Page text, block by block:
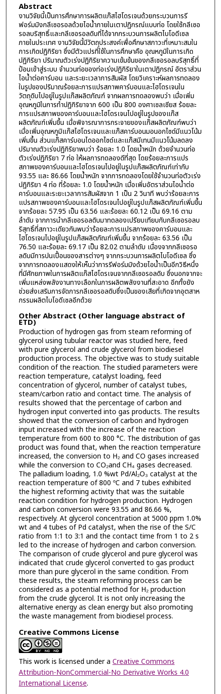
Abstract
งานวิจัยนี้เป็นการศึกษาการผลิตแก๊สไฮโดรเจนด้วยกระบวนการรี
ฟอร์มมิงกลีเซอรอลด้วยไอน้ำภายในเตาปฏิกรณ์แบบท่อ โดยใช้กลีเซอ
รอลบริสุทธิ์และกลีเซอรอลดิบที่ได้จากกระบวนการผลิตไบโอดีเซล
ภายในประเทศ งานวิจัยนี้มีวัตถุประสงค์เพื่อศึกษาสภาวะที่เหมาะสมใน
การเกิดปฏิกิริยา ซึ่งมีตัวแปรที่ใช้ในการศึกษาคือ อุณหภูมิในการเกิด
ปฏิกิริยา ปริมาณตัวเร่งปฏิกิริยาความเข้มข้นของกลีเซอรอลบริสุทธิ์ที่
ป้อนเข้าสู่ระบบ จำนวนท่อของท่อเร่งปฏิกิริยาในเตาปฏิกรณ์ อัตราส่วน
ไอน้ำต่อคาร์บอน และระยะเวลาการสัมผัส โดยวิเคราะห์ผลการทดลอง
ในรูปของปริมาณร้อยละการแปรสภาพคาร์บอนและไฮโดรเจนใน
วัตถุดิบไปอยู่ในรูปแก๊สผลิตภัณฑ์ จากผลการทดลองพบว่า เมื่อเพิ่ม
อุณหภูมิในการทำปฏิกิริยาจาก 600 เป็น 800 องศาเซลเซียส ร้อยละ
การแปรสภาพของคาร์บอนและไฮโดรเจนไปอยู่ในรูปของแก๊ส
ผลิตภัณฑ์เพิ่มขึ้น เมื่อพิจารณาการกระจายของแก๊สผลิตภัณฑ์พบว่า
เมื่อเพิ่มอุณหภูมิแก๊สไฮโดรเจนและแก๊สคาร์บอนมอนอกไซด์มีแนวโน้ม
เพิ่มขึ้น ส่วนแก๊สคาร์บอนไดออกไซด์และแก๊สมีเทนมีแนวโน้มลดลง
ปริมาณตัวเร่งปฏิกิริยาพบว่า ร้อยละ 1.0 โดยน้ำหนัก ด้วยจำนวนท่อ
ตัวเร่งปฏิกิริยา 7 ท่อ ให้ผลการทดลองดีที่สุด โดยร้อยละการแปร
สภาพของคาร์บอนและไฮโดรเจนไปอยู่ในรูปแก๊สผลิตภัณฑ์เท่ากับ
93.55 และ 86.66 โดยน้ำหนัก จากการทดลองโดยใช้จำนวนท่อตัวเร่ง
ปฏิกิริยา 4 ท่อ ที่ร้อยละ 1.0 โดยน้ำหนัก เมื่อเพิ่มอัตราส่วนไอน้ำต่อ
คาร์บอนและระยะเวลาการสัมผัสจาก 1 เป็น 2 วินาที พบว่าร้อยละการ
แปรสภาพของคาร์บอนและไฮโดรเจนไปอยู่ในรูปแก๊สผลิตภัณฑ์เพิ่มขึ้น
จากร้อยละ 57.95 เป็น 63.56 และร้อยละ 60.12 เป็น 69.16 ตาม
ลำดับ จากการนำกลีเซอรอลดิบมาทดลองเปรียบเทียบกับกลีเซอรอลบ
ริสุทธิ์ที่สภาวะเดียวกันพบว่าร้อยละการแปรสภาพของคาร์บอนและ
ไฮโดรเจนไปอยู่ในรูปแก๊สผลิตภัณฑ์เพิ่มขึ้น จากร้อยละ 63.56 เป็น
76.50 และร้อยละ 69.17 เป็น 82.02 ตามลำดับ เนื่องจากกลีเซอรอ
ลดิบมีการปนเปื้อนของสารต่างๆ จากกระบวนการผลิตไบโอดีเซล ซึ่ง
จากการทดลองแสดงให้เห็นว่าการรีฟอร์มมิงด้วยไอน้ำเป็นอีกวิธีหนึ่ง
ที่มีศักยภาพในการผลิตแก๊สไฮโดรเจนจากกลีเซอรอลดิบ ซึ่งนอกจากจะ
เพิ่มแหล่งพลังงานทางเลือกในการผลิตพลังงานที่สะอาด อีกทั้งยัง
ช่วยส่งเสริมการจัดการกลีเซอรอลดิบซึ่งเป็นของเสียที่เกิดจากอุตสาห
กรรมผลิตไบโอดีเซลอีกด้วย
Other Abstract (Other language abstract of
ETD)
Production of hydrogen gas from steam reforming of
glycerol using tubular reactor was studied here, feed
with pure glycerol and crude glycerol from biodiesel
production process. The objective was to study suitable
condition of the reaction. The studied parameters were
reaction temperature, catalyst loading, feed
concentration of glycerol, number of catalyst tubes,
steam/carbon ratio and contact time. The analysis of
results showed that the percentage of carbon and
hydrogen input converted into gas products. The results
showed that the conversion of carbon and hydrogen
input increased with the increase of the reaction
temperature from 600 to 800 °C. The distribution of gas
product was found that, when the reaction temperature
increased, the conversion to H₂ and CO gases increased
while the conversion to CO₂and CH₄ gases decreased.
The palladium loading, 1.0 %wt Pd/Al₂O₃ catalyst at the
reaction temperature of 800 ºC and 7 tubes exhibited
the highest reforming activity that was the suitable
reaction condition for hydrogen production. Hydrogen
and carbon conversion were 93.55 and 86.66 %,
respectively. At glycerol concentration at 5000 ppm 1.0%
wt and 4 tubes of Pd catalyst, when the rise of the S/C
ratio from 1:1 to 3:1 and the contact time from 1 to 2 s
led to the increase of hydrogen and carbon conversion.
The comparison of crude glycerol and pure glycerol was
indicated that crude glycerol converted to gas product
more than pure glycerol in the same condition. From
these results, the steam reforming process can be
considered as a potential method for H₂ production
from the crude glycerol. It is not only increasing the
alternative energy as clean energy but also promoting
the waste management from biodiesel process.
Creative Commons License
This work is licensed under a Creative Commons
Attribution-NonCommercial-No Derivative Works 4.0
International License.